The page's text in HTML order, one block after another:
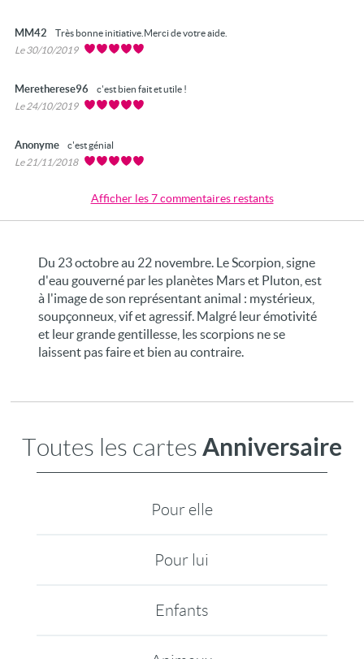
MM42
Très bonne initiative.Merci de votre aide.
Le 30/10/2019
Meretherese96
c'est bien fait et utile !
Le 24/10/2019
Anonyme
c'est génial
Le 21/11/2018
Afficher les 7 commentaires restants
Du 23 octobre au 22 novembre. Le Scorpion, signe
d'eau gouverné par les planètes Mars et Pluton, est
à l'image de son représentant animal : mystérieux,
soupçonneux, vif et agressif. Malgré leur émotivité
et leur grande gentillesse, les scorpions ne se
laissent pas faire et bien au contraire.
Toutes les cartes Anniversaire
Pour elle
Pour lui
Enfants